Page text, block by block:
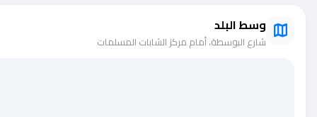
map وسط البلد
شارع البوسطة، أمام مركز الشابات المسلمات